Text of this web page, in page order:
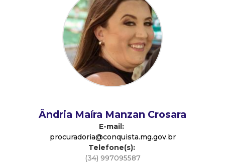
Ândria Maíra Manzan Crosara
E-mail:
procuradoria@conquista.mg.gov.br
Telefone(s):
(34) 997095587